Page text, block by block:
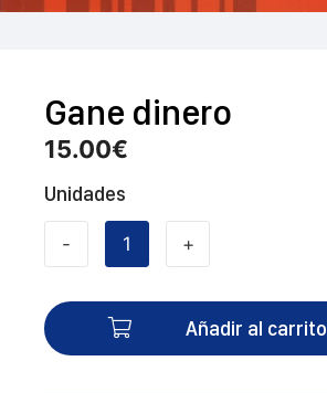
Gane dinero
15.00€
Unidades
- +
Añadir al carrito